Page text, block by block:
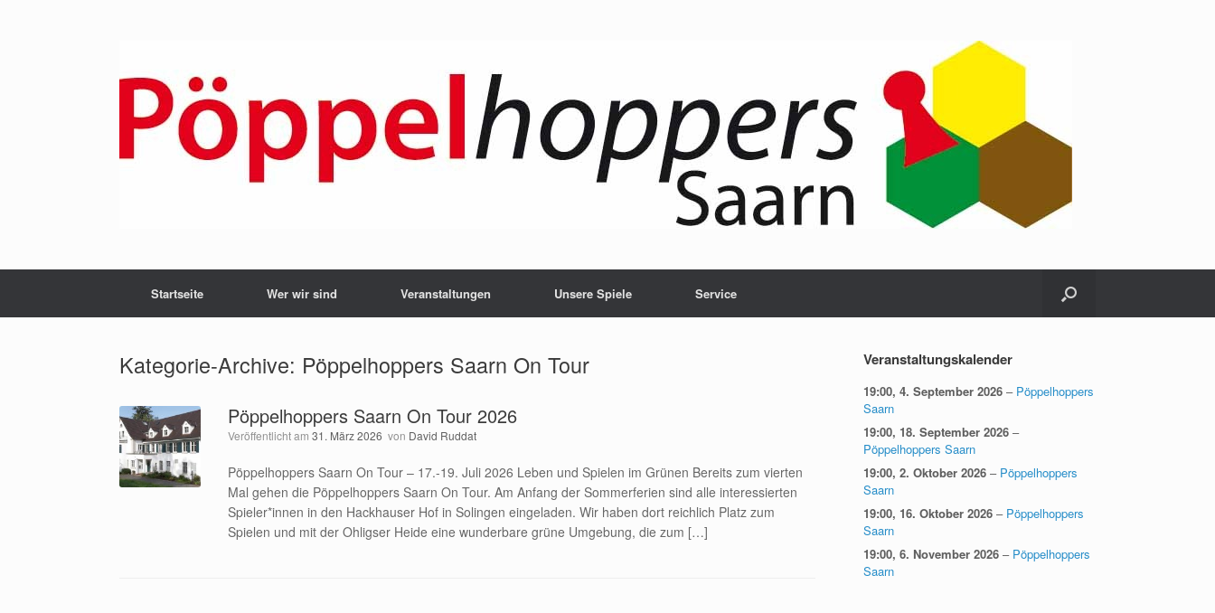
Startseite Wer wir sind Veranstaltungen Unsere Spiele Service
Kategorie-Archive: Pöppelhoppers Saarn On Tour
Pöppelhoppers Saarn On Tour 2026
Veröffentlicht am31. März 2026 von David Ruddat
Pöppelhoppers Saarn On Tour – 17.-19. Juli 2026 Leben und Spielen im Grünen Bereits zum vierten
Mal gehen die Pöppelhoppers Saarn On Tour. Am Anfang der Sommerferien sind alle interessierten
Spieler*innen in den Hackhauser Hof in Solingen eingeladen. Wir haben dort reichlich Platz zum
Spielen und mit der Ohligser Heide eine wunderbare grüne Umgebung, die zum […]
Veranstaltungskalender
19:00,4. September 2026 – Pöppelhoppers
Saarn
19:00, 18. September 2026 –
Pöppelhoppers Saarn
19:00,2. Oktober 2026 – Pöppelhoppers
Saarn
19:00, 16. Oktober 2026 – Pöppelhoppers
Saarn
19:00,6. November 2026 – Pöppelhoppers
Saarn